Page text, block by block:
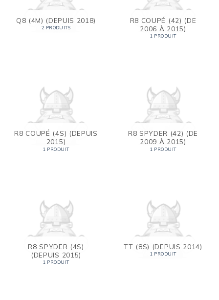
Q8 (4M) (DEPUIS 2018)
2 PRODUITS
R8 COUPÉ (42) (DE
2006 À 2015)
1 PRODUIT
R8 COUPÉ (4S) (DEPUIS
2015)
1 PRODUIT
R8 SPYDER (42) (DE
2009 À 2015)
1 PRODUIT
R8 SPYDER (4S)
(DEPUIS 2015)
1 PRODUIT
TT (8S) (DEPUIS 2014)
1 PRODUIT